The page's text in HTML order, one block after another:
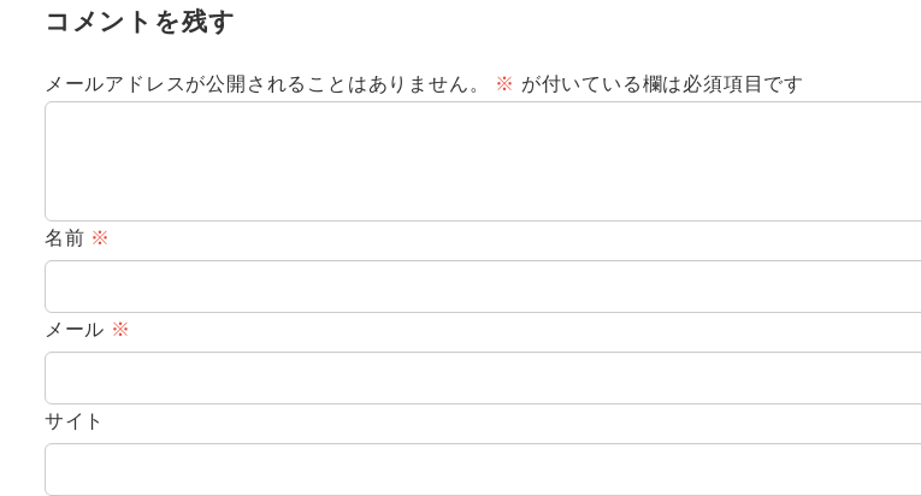
コメントを残す
メールアドレスが公開されることはありません。 ※ が付いている欄は必須項目です
名前 ※
メール ※
サイト